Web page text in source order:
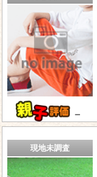
－
現地未調査